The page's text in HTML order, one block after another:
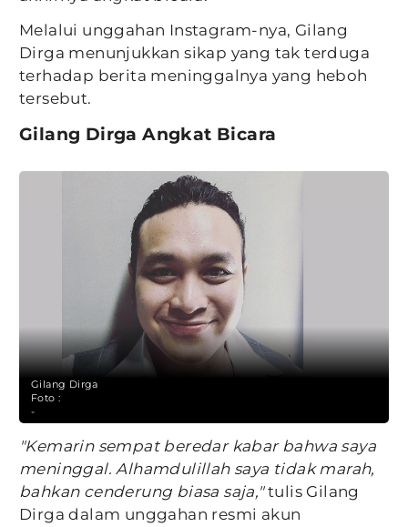
Melalui unggahan Instagram-nya, Gilang
Dirga menunjukkan sikap yang tak terduga
terhadap berita meninggalnya yang heboh
tersebut.
Gilang Dirga Angkat Bicara
Gilang Dirga
Foto :
-
"Kemarin sempat beredar kabar bahwa saya
meninggal. Alhamdulillah saya tidak marah,
bahkan cenderung biasa saja,"tulis Gilang
Dirga dalam unggahan resmi akun